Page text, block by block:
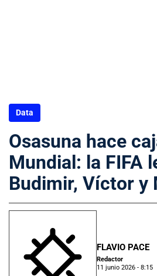
Data
Osasuna hace
Mundial: la FIFA
Budimir, Víctor y
FLAVIO PACE
Redactor
11 junio 2026 - 8:15